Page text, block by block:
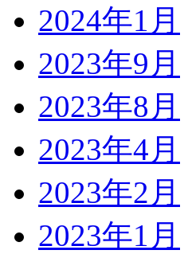
2024年1月
2023年9月
2023年8月
2023年4月
2023年2月
2023年1月